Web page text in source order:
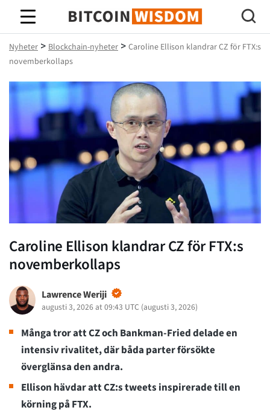
Bitcoin Wisdom
Nyheter > Blockchain-nyheter > Caroline Ellison klandrar CZ för FTX:s
novemberkollaps
Caroline Ellison klandrar CZ för FTX:s
novemberkollaps
Lawrence Weriji
augusti 3, 2026 at 09:43 UTC (augusti 3, 2026)
Många tror att CZ och Bankman-Fried delade en
intensiv rivalitet, där båda parter försökte
överglänsa den andra.
Ellison hävdar att CZ:s tweets inspirerade till en
körning på FTX.